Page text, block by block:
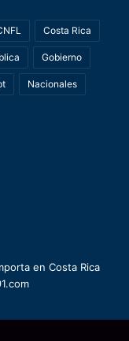
Costa Rica
Gobierno
Nacionales
en Costa Rica